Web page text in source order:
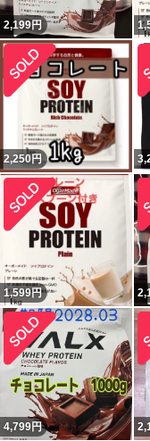
2,199円
2,250円
1,599円
4,799円